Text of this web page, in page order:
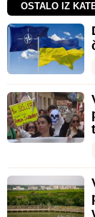
OSTALO IZ